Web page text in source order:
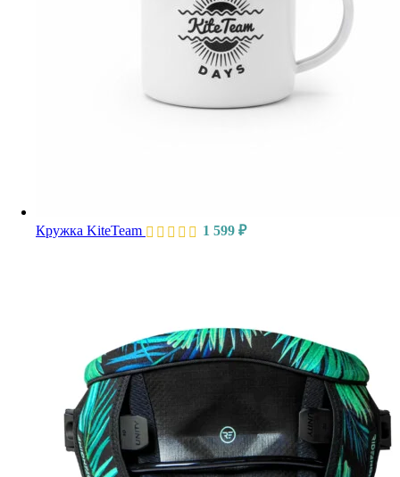
Кружка KiteTeam 1 599 ₽